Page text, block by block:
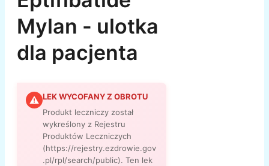
Mylan - ulotka
dla pacjenta
⚠ LEK WYCOFANY Z OBROTU
Produkt leczniczy został
wykreślony z Rejestru
Produktów Leczniczych
(https://rejestry.ezdrowie.gov
.pl/rpl/search/public). Ten lek